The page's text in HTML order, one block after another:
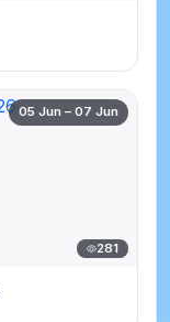
05 Jun – 07 Jun
281